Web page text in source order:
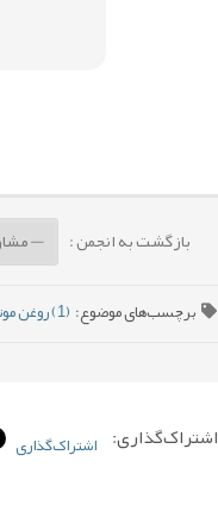
بازگشت به انجمن :
برچسب‌های موضوع: (1) روغن موتور اصل
اشتراک‌گذاری: اشتراک‌گذاری